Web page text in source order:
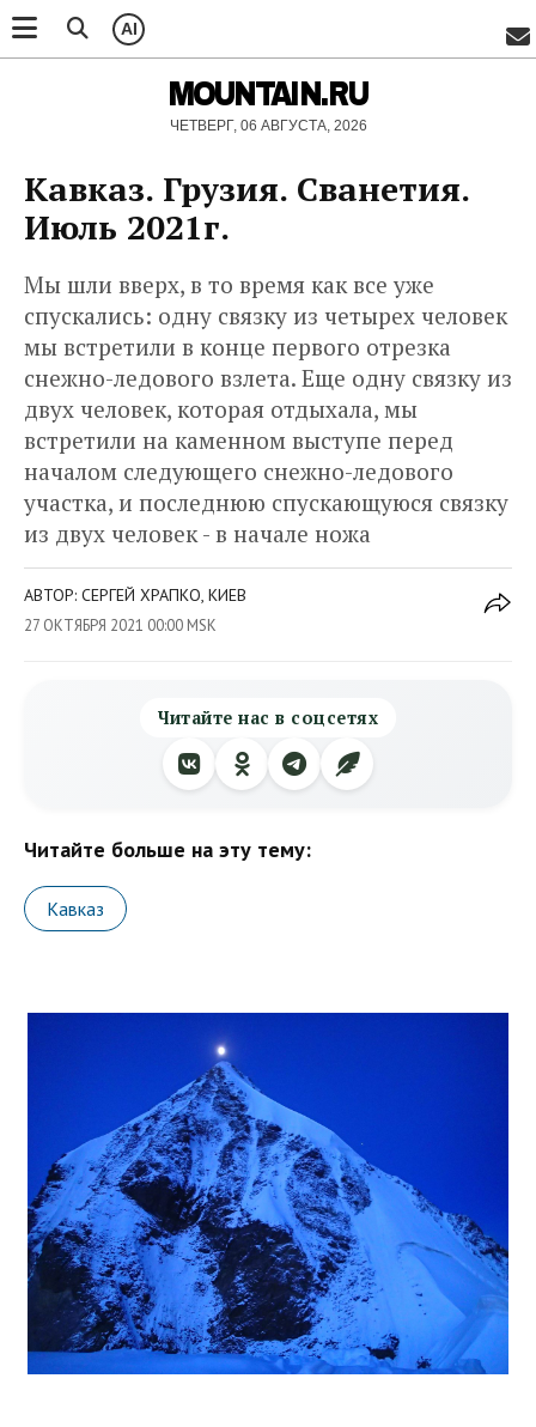
AI
MOUNTAIN.RU
ЧЕТВЕРГ, 06 АВГУСТА, 2026
Кавказ. Грузия. Сванетия.
Июль 2021г.
Мы шли вверх, в то время как все уже
спускались: одну связку из четырех человек
мы встретили в конце первого отрезка
снежно-ледового взлета. Еще одну связку из
двух человек, которая отдыхала, мы
встретили на каменном выступе перед
началом следующего снежно-ледового
участка, и последнюю спускающуюся связку
из двух человек - в начале ножа
АВТОР: СЕРГЕЙ ХРАПКО, КИЕВ
27 ОКТЯБРЯ 2021 00:00 MSK
Читайте нас в соцсетях
Читайте больше на эту тему:
Кавказ